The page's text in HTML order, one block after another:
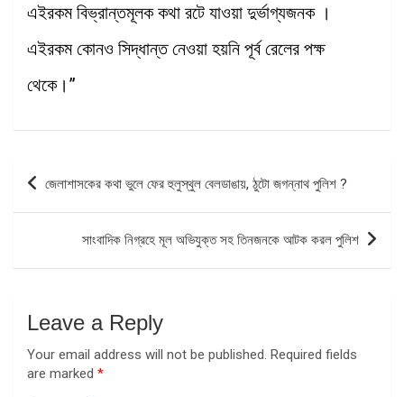
এইরকম বিভ্রান্তমূলক কথা রটে যাওয়া দুর্ভাগ্যজনক ।
এইরকম কোনও সিদ্ধান্ত নেওয়া হয়নি পূর্ব রেলের পক্ষ
থেকে।”
Post
জেলাশাসকের কথা ভুলে ফের হুলুস্থুল বেলডাঙায়, ঠুটো জগন্নাথ পুলিশ ?
সাংবাদিক নিগ্রহে মূল অভিযুক্ত সহ তিনজনকে আটক করল পুলিশ
Leave a Reply
Your email address will not be published. Required fields
are marked *